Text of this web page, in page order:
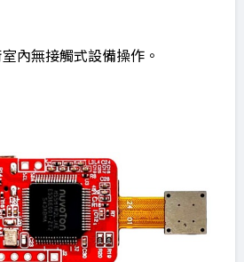
室內無接觸式設備操作。